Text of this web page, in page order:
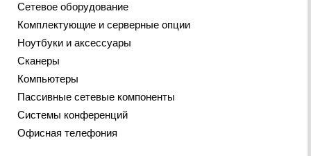
Сетевое оборудование
Комплектующие и серверные опции
Ноутбуки и аксессуары
Сканеры
Компьютеры
Пассивные сетевые компоненты
Системы конференций
Офисная телефония